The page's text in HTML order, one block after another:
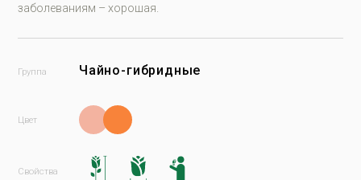
зaбoлeвaниям – xoрoшaя.
Чайно-гибридные